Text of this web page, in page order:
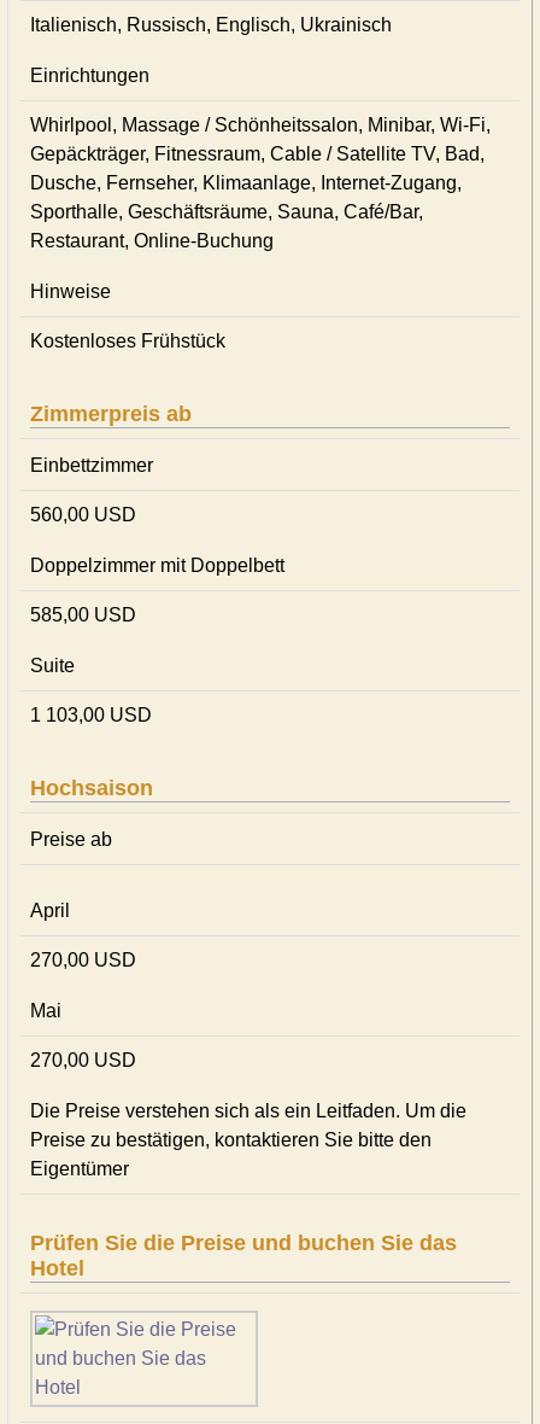
Italienisch, Russisch, Englisch, Ukrainisch
Einrichtungen
Whirlpool, Massage / Schönheitssalon, Minibar, Wi-Fi,
Gepäckträger, Fitnessraum, Cable / Satellite TV, Bad,
Dusche, Fernseher, Klimaanlage, Internet-Zugang,
Sporthalle, Geschäftsräume, Sauna, Café/Bar,
Restaurant, Online-Buchung
Hinweise
Kostenloses Frühstück
Zimmerpreis ab
Einbettzimmer
560,00 USD
Doppelzimmer mit Doppelbett
585,00 USD
Suite
1 103,00 USD
Hochsaison
Preise ab
April
270,00 USD
Mai
270,00 USD
Die Preise verstehen sich als ein Leitfaden. Um die
Preise zu bestätigen, kontaktieren Sie bitte den
Eigentümer
Prüfen Sie die Preise und buchen Sie das
Hotel